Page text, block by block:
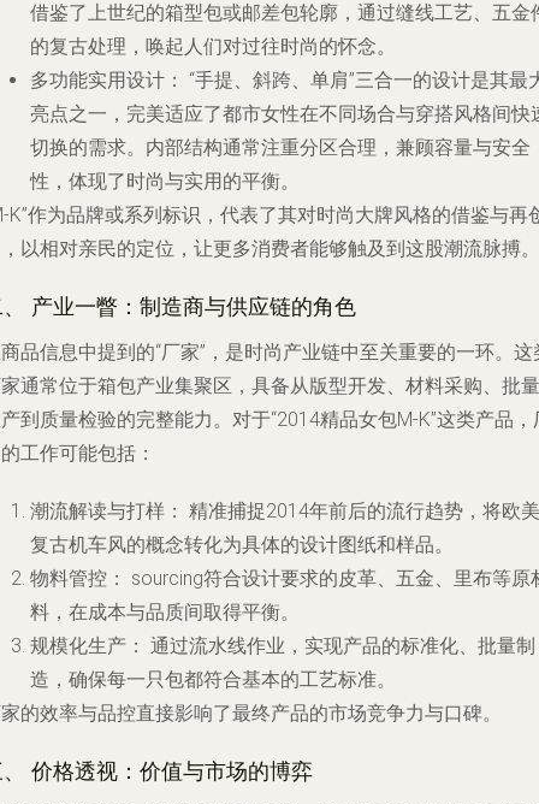
借鉴了上世纪的箱型包或邮差包轮廓，通过缝线工艺、五金
的复古处理，唤起人们对过往时尚的怀念。
多功能实用设计：
“手提、斜跨、单肩”三合一的设计是其最
亮点之一，完美适应了都市女性在不同场合与穿搭风格间快
切换的需求。内部结构通常注重分区合理，兼顾容量与安全
性，体现了时尚与实用的平衡。
K”作为品牌或系列标识，代表了其对时尚大牌风格的借鉴与再
以相对亲民的定位，让更多消费者能够触及到这股潮流脉搏。
产业一瞥：制造商与供应链的角色
品信息中提到的“厂家”，是时尚产业链中至关重要的一环。这
通常位于箱包产业集聚区，具备从版型开发、材料采购、批量
到质量检验的完整能力。对于“2014精品女包M-K”这类产品，
工作可能包括：
潮流解读与打样： 精准捕捉2014年前后的流行趋势，将欧美
复古机车风的概念转化为具体的设计图纸和样品。
物料管控：
sourcing符合设计要求的皮革、五金、里布等原
料，在成本与品质间取得平衡。
规模化生产： 通过流水线作业，实现产品的标准化、批量制
造，确保每一只包都符合基本的工艺标准。
的效率与品控直接影响了最终产品的市场竞争力与口碑。
价格透视：价值与市场的博弈